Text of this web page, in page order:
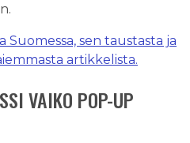
Suomessa, sen taustasta ja
artikkelista.
VAIKO POP-UP